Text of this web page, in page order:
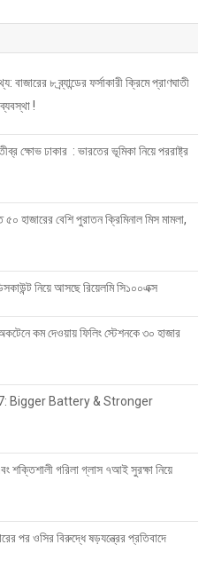
৮ ব্র্যান্ডের ফর্সাকারী ক্রিমে প্রাণঘাতী
!
ক্ষোভ ঢাকার : ভারতের ভূমিকা নিয়ে পররাষ্ট্র
৫০ হাজারের বেশি পুরাতন ক্রিমিনাল মিস মামলা,
নিয়ে আসছে রিয়েলমি সি১০০এক্স
কম দেওয়ায় ফিলিং স্টেশনকে ৩০ হাজার
Bigger Battery & Stronger
শক্তিশালী গরিলা গ্লাস ৭আই সুরক্ষা নিয়ে
পর ওসির বিরুদ্ধে ষড়যন্ত্রের প্রতিবাদে